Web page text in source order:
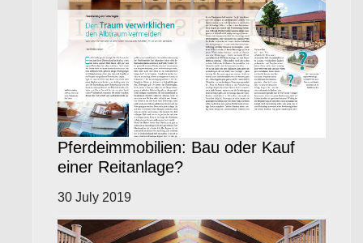
Pferdeimmobilien: Bau oder Kauf
einer Reitanlage?
30 July 2019